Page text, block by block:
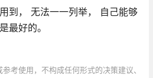
到， 无法一一列举， 自己能够
最好的。
考使用，不构成任何形式的决策建议、